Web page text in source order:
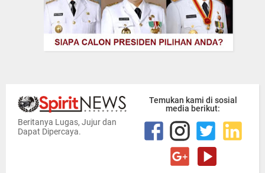
Beritanya Lugas, Jujur dan
Dapat Dipercaya.
Temukan kami di sosial
media berikut: